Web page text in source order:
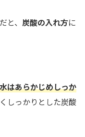
と、 炭酸の入れ方に
水はあらかじめしっか
しっかりとした炭酸